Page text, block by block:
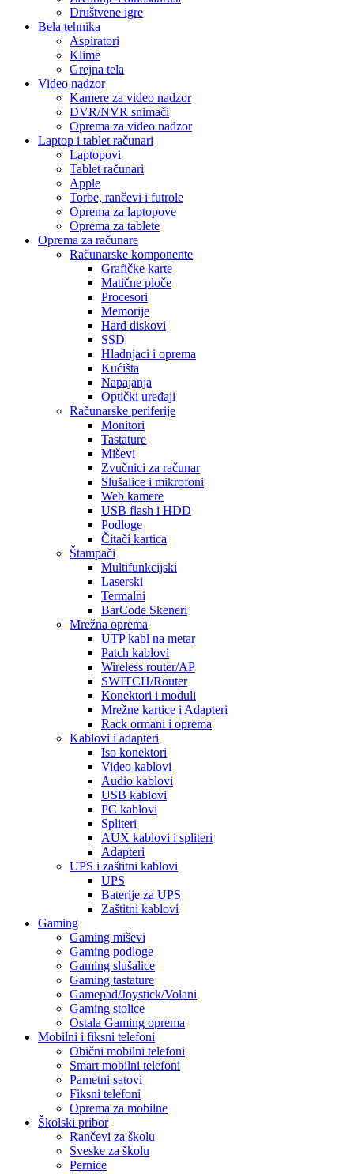
Društvene igre
Bela tehnika
Aspiratori
Klime
Grejna tela
Video nadzor
Kamere za video nadzor
DVR/NVR snimači
Oprema za video nadzor
Laptop i tablet računari
Laptopovi
Tablet računari
Apple
Torbe, rančevi i futrole
Oprema za laptopove
Oprema za tablete
Oprema za računare
Računarske komponente
Grafičke karte
Matične ploče
Procesori
Memorije
Hard diskovi
SSD
Hladnjaci i oprema
Kućišta
Napajanja
Optički uređaji
Računarske periferije
Monitori
Tastature
Miševi
Zvučnici za računar
Slušalice i mikrofoni
Web kamere
USB flash i HDD
Podloge
Čitači kartica
Štampači
Multifunkcijski
Laserski
Termalni
BarCode Skeneri
Mrežna oprema
UTP kabl na metar
Patch kablovi
Wireless router/AP
SWITCH/Router
Konektori i moduli
Mrežne kartice i Adapteri
Rack ormani i oprema
Kablovi i adapteri
Iso konektori
Video kablovi
Audio kablovi
USB kablovi
PC kablovi
Spliteri
AUX kablovi i spliteri
Adapteri
UPS i zaštitni kablovi
UPS
Baterije za UPS
Zaštitni kablovi
Gaming
Gaming miševi
Gaming podloge
Gaming slušalice
Gaming tastature
Gamepad/Joystick/Volani
Gaming stolice
Ostala Gaming oprema
Mobilni i fiksni telefoni
Obični mobilni telefoni
Smart mobilni telefoni
Pametni satovi
Fiksni telefoni
Oprema za mobilne
Školski pribor
Rančevi za školu
Sveske za školu
Pernice